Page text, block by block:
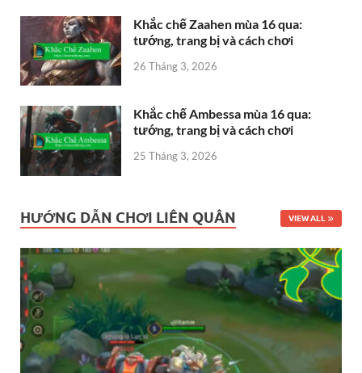
Khắc chế Zaahen mùa 16 qua:
tướng, trang bị và cách chơi
26 Tháng 3, 2026
Khắc chế Ambessa mùa 16 qua:
tướng, trang bị và cách chơi
25 Tháng 3, 2026
HƯỚNG DẪN CHƠI LIÊN QUÂN VIEW ALL